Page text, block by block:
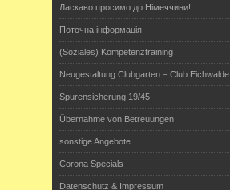
Ласкаво просимо до Німеччини!
Поточна інформація
(Soziales) Kompetenztraining
Neugestaltung Clubgarten – Club Eichwalde
Spurensicherung 19/45
Übernahme von Betreuungen
sonstige Angebote
Corona Specials
Datenschutz & Impressum